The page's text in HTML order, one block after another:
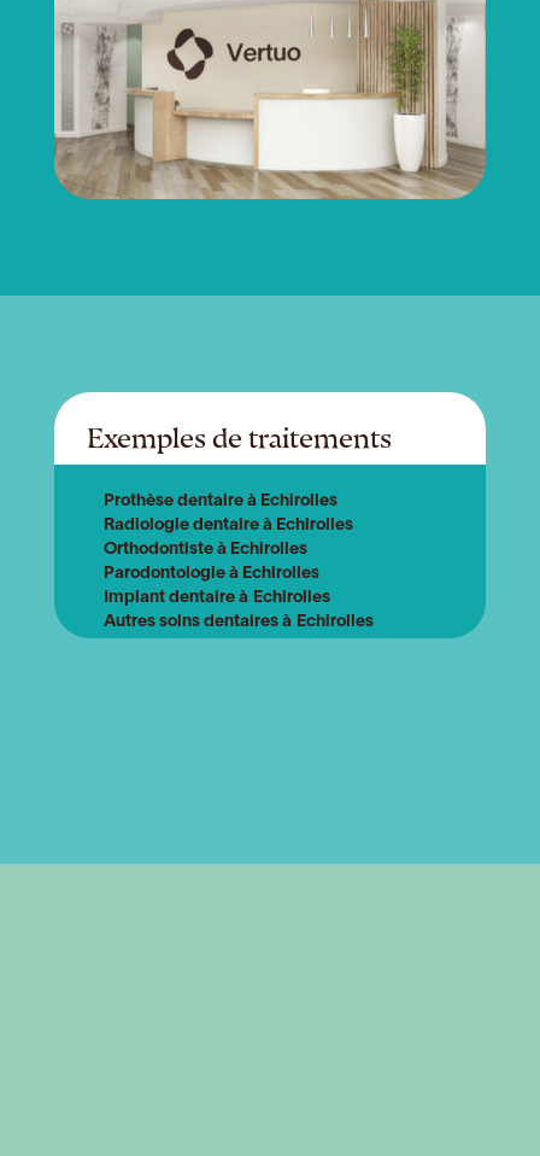
Exemples de traitements
Prothèse dentaire à Echirolles
Radiologie dentaire à Echirolles
Orthodontiste à Echirolles
Parodontologie à Echirolles
Implant dentaire à Echirolles
Autres soins dentaires à Echirolles